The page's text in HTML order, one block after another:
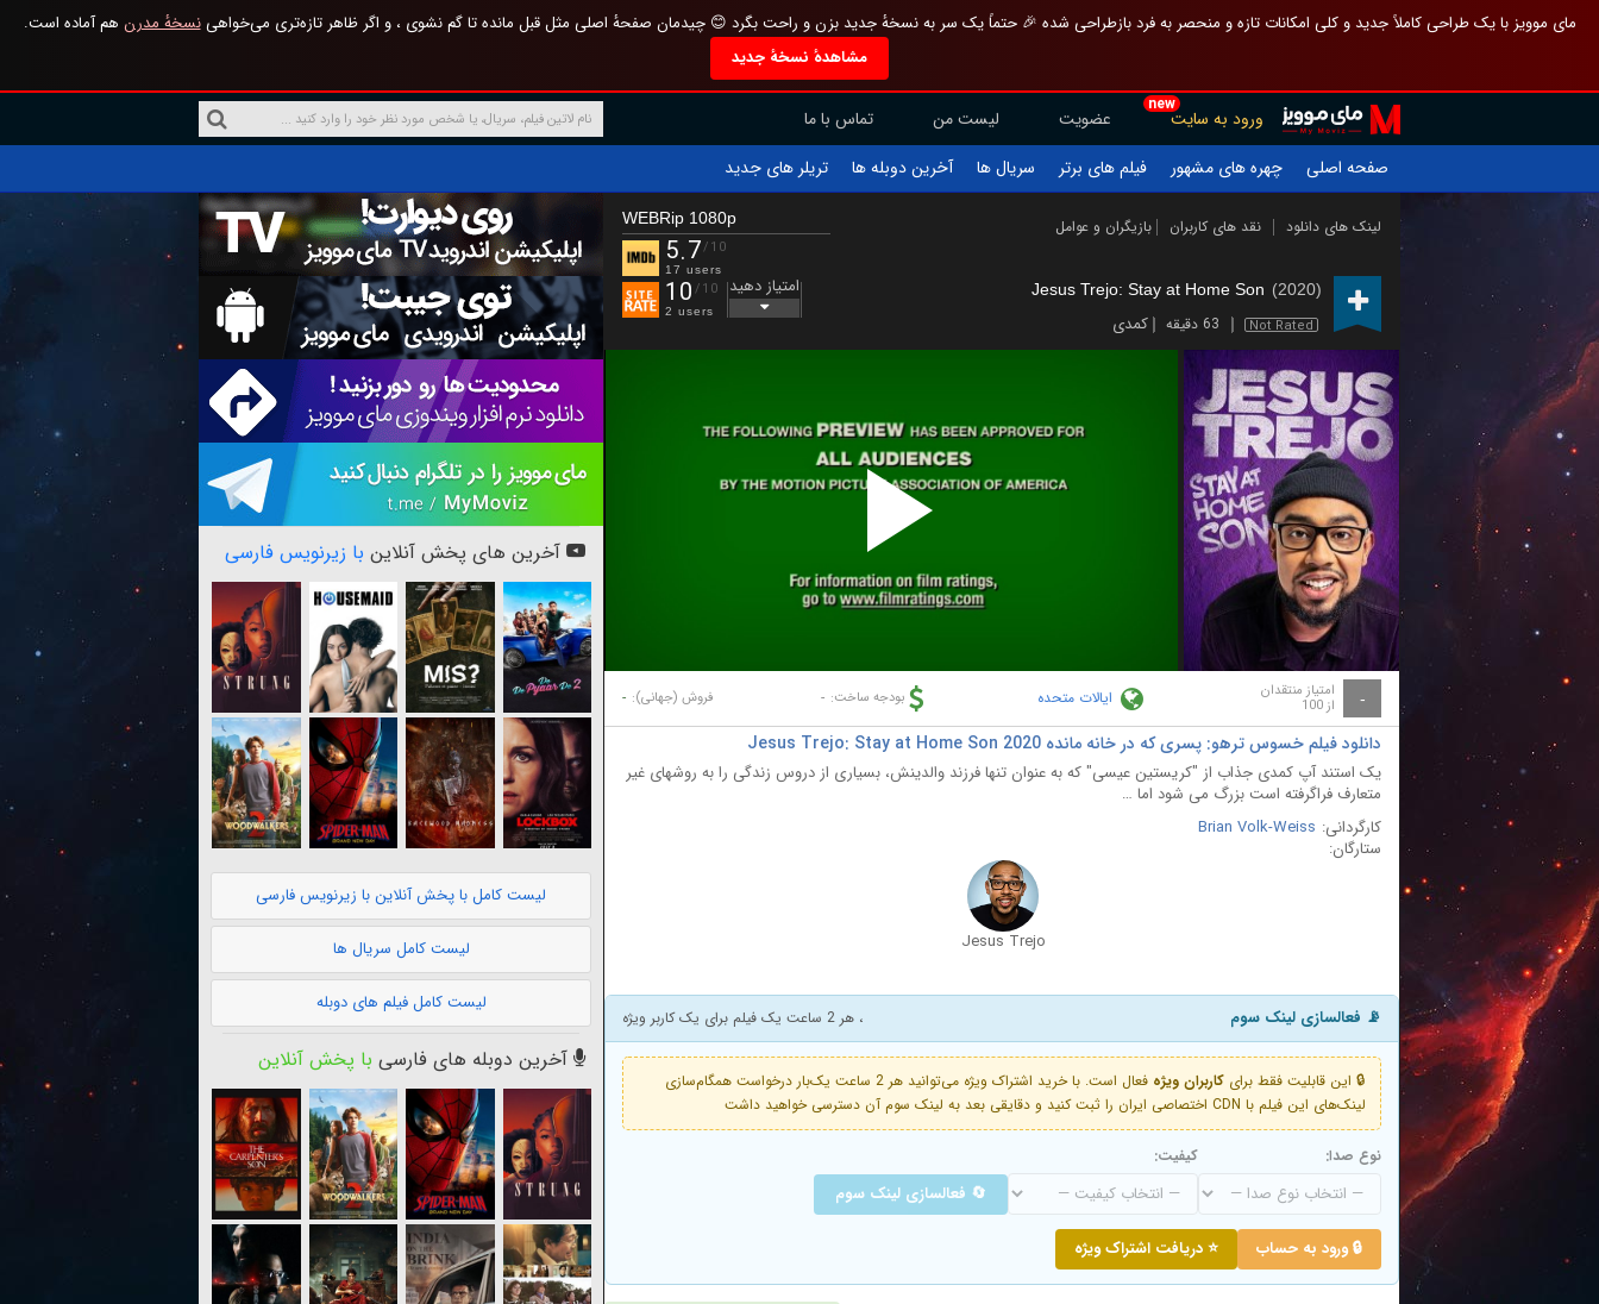
مای موویز با یک طراحی کاملاً جدید و کلی امکانات تازه و منحصر به فرد بازطراحی شده 🎉 حتماً یک سر به نسخهٔ جدید بزن و راحت بگرد 😊 چیدمان صفحهٔ اصلی مثل قبل مانده تا گم نشوی ، و اگر ظاهر تازه‌تری می‌خواهینسخهٔ مدرن هم آماده است.
مشاهدهٔ نسخهٔ جدید
new
ورود به سایت عضویت لیست من
تماس با ما
صفحه اصلی
چهره های مشهور فیلم های برتر سریال ها آخرین دوبله ها تریلر های جدید
لینک های دانلود نقد های کاربران بازیگران و عوامل
Jesus Trejo: Stay at Home Son (2020)
Not Rated 63 دقیقه کمدی
WEBRip 1080p
5.7/10
17 users
10 /10
2 users
امتیاز دهید
Play
Video
- امتیاز منتقدان
از 100 ایالات متحده بودجه ساخت: - فروش (جهانی): -
دانلود فیلم خسوس ترهو: پسری که در خانه مانده Jesus Trejo: Stay at Home Son 2020
یک استند آپ کمدی جذاب از "کریستین عیسی" که به عنوان تنها فرزند والدینش، بسیاری از دروس زندگی را به روشهای غیر
متعارف فراگرفته است بزرگ می شود اما …
کارگردانی: Brian Volk-Weiss
ستارگان:
Jesus Trejo
📡 فعالسازی لینک سوم ، هر 2 ساعت یک فیلم برای یک کاربر ویژه
🔒 این قابلیت فقط برای کاربران ویژه
فعال است. با خرید اشتراک ویژه می‌توانید هر 2 ساعت یک‌بار درخواست همگام‌سازی
لینک‌های این فیلم با CDN اختصاصی ایران را ثبت کنید و دقایقی بعد به لینک سوم آن دسترسی خواهید داشت
نوع صدا: کیفیت:
🔄 فعالسازی لینک سوم
🔒 ورود به حساب ⭐ دریافت اشتراک ویژه
آخرین های پخش آنلاین با زیرنویس فارسی
لیست کامل با پخش آنلاین با زیرنویس فارسی
لیست کامل سریال ها
لیست کامل فیلم های دوبله
آخرین دوبله های فارسی با پخش آنلاین